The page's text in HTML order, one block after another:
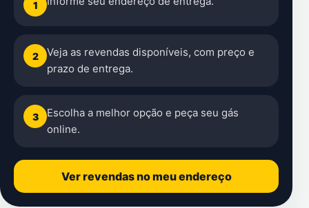
1
2
Veja as revendas disponíveis, com preço e
prazo de entrega.
3
Escolha a melhor opção e peça seu gás
online.
Ver revendas no meu endereço